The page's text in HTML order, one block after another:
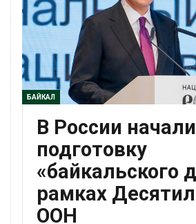
БАЙКАЛ
В России начали
подготовку
«байкальского
рамках
ООН